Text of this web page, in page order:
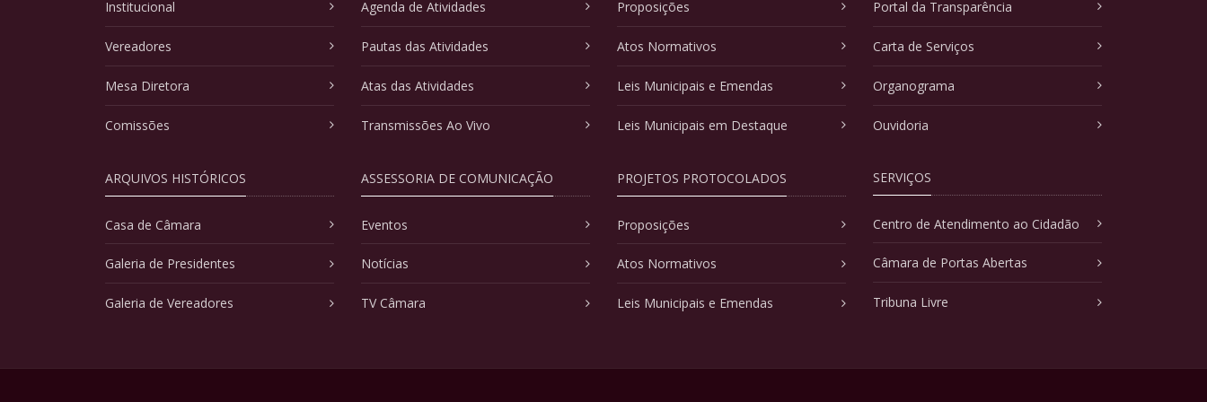
Institucional
Vereadores
Mesa Diretora
Comissões
ARQUIVOS HISTÓRICOS
Casa de Câmara
Galeria de Presidentes
Galeria de Vereadores
Agenda de Atividades
Pautas das Atividades
Atas das Atividades
Transmissões Ao Vivo
ASSESSORIA DE COMUNICAÇÃO
Eventos
Notícias
TV Câmara
Proposições
Atos Normativos
Leis Municipais e Emendas
Leis Municipais em Destaque
PROJETOS PROTOCOLADOS
Proposições
Atos Normativos
Leis Municipais e Emendas
Portal da Transparência
Carta de Serviços
Organograma
Ouvidoria
SERVIÇOS
Centro de Atendimento ao Cidadão
Câmara de Portas Abertas
Tribuna Livre